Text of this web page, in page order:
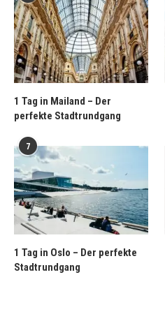
1 Tag in Mailand – Der
perfekte Stadtrundgang
7
1 Tag in Oslo – Der perfekte
Stadtrundgang